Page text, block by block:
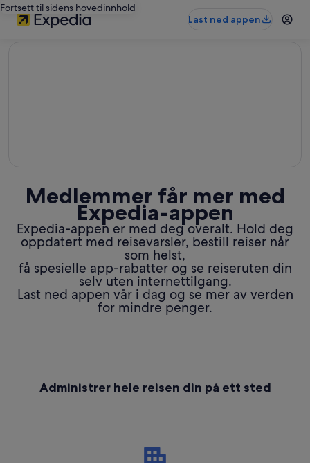
Fortsett til sidens hovedinnhold
Last ned appen
Medlemmer får mer med
Expedia-appen
Expedia-appen er med deg overalt. Hold deg
oppdatert med reisevarsler, bestill reiser når
som helst,
få spesielle app-rabatter og se reiseruten din
selv uten internettilgang.
Last ned appen vår i dag og se mer av verden
for mindre penger.
Administrer hele reisen din på ett sted